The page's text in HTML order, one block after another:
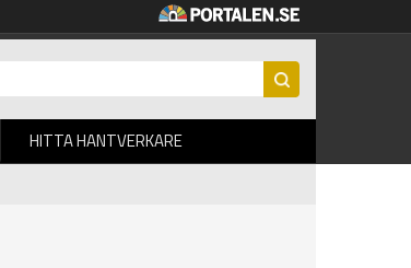
HITTA HANTVERKARE